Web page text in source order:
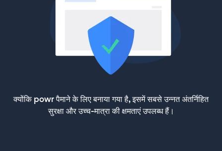
क्योंकि powr पैमाने के लिए बनाया गया है, इसमें सबसे उन्नत अंतर्निहित
सुरक्षा और उच्च-मात्रा की क्षमताएं उपलब्ध हैं।